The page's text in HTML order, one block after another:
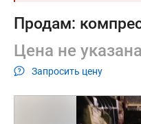
Продам:
Цена не указана
Запросить цену